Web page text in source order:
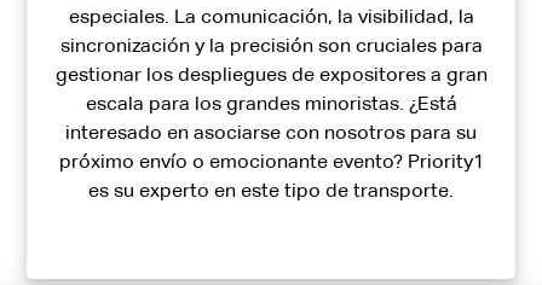
especiales. La comunicación, la visibilidad, la
sincronización y la precisión son cruciales para
gestionar los despliegues de expositores a gran
escala para los grandes minoristas. ¿Está
interesado en asociarse con nosotros para su
próximo envío o emocionante evento? Priority1
es su experto en este tipo de transporte.